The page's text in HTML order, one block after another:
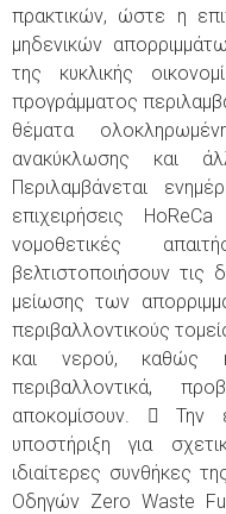
πρακτικών, ώστε η
μηδενικών
της κυκλικής
προγράμματος
θέματα
ανακύκλωσης και
Περιλαμβάνεται
επιχειρήσεις
νομοθετικές
βελτιστοποιήσουν τις
μείωσης των
περιβαλλοντικούς
και νερού, καθώς
περιβαλλοντικά,
αποκομίσουν.  Την
υποστήριξη για
ιδιαίτερες συνθήκες
Οδηγών Zero Waste